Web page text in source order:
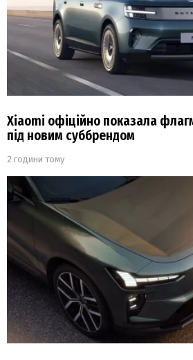
Xiaomi офіційно показала
під новим суббрендом
2 години тому